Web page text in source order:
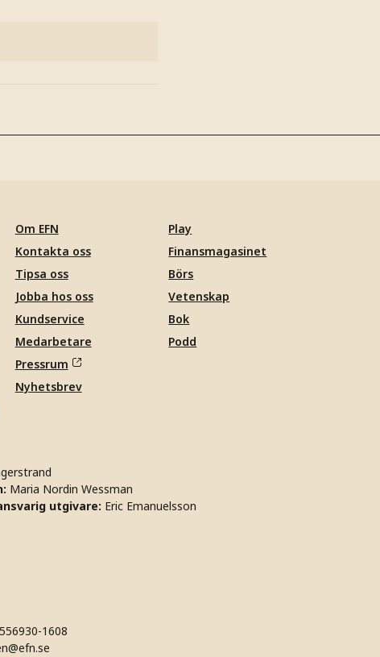
Om EFN
Kontakta oss
Tipsa oss
Jobba hos oss
Kundservice
Medarbetare
Pressrum
Nyhetsbrev
Play
Finansmagasinet
Börs
Vetenskap
Bok
Podd
Maria Nordin Wessman
utgivare: Eric Emanuelsson
556930-1608